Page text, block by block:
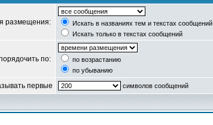
размещения:
Искать в названиях тем и текстах сообщений
Искать только в текстах сообщений
по:
по возрастанию
по убыванию
первые символов сообщений